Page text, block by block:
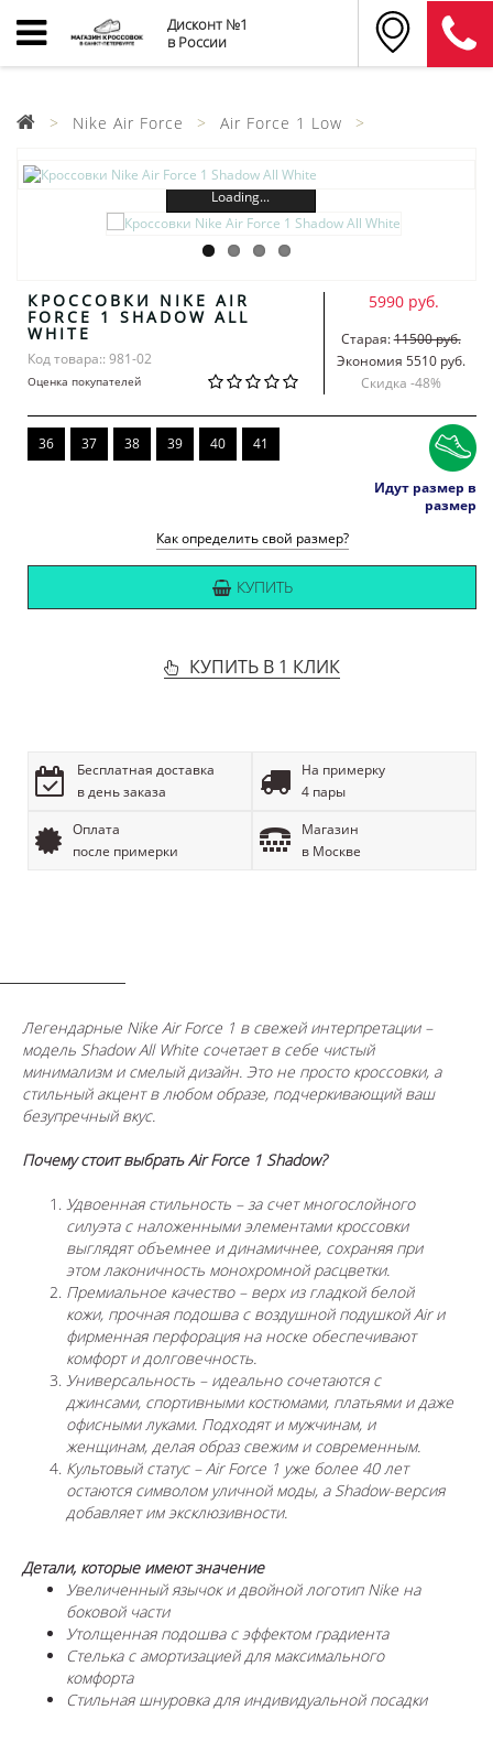
Дисконт №1
в России
Nike Air Force Air Force 1 Low
Loading...
КРОССОВКИ NIKE AIR
FORCE 1 SHADOW ALL
WHITE
Код товара:: 981-02
Оценка покупателей
5990 руб.
Старая:11500 руб.
Экономия 5510 руб.
Скидка -48%
36 37 38 39 40 41
Идут размер в
размер
Как определить свой размер?
КУПИТЬ
КУПИТЬ В 1 КЛИК
Бесплатная доставка
в день заказа
На примерку
4 пары
Оплата
после примерки
Магазин
в Москве
Легендарные Nike Air Force 1 в свежей интерпретации –
модель Shadow All White сочетает в себе чистый
минимализм и смелый дизайн. Это не просто кроссовки, а
стильный акцент в любом образе, подчеркивающий ваш
безупречный вкус.
Почему стоит выбрать Air Force 1 Shadow?
Удвоенная стильность – за счет многослойного
силуэта с наложенными элементами кроссовки
выглядят объемнее и динамичнее, сохраняя при
этом лаконичность монохромной расцветки.
Премиальное качество – верх из гладкой белой
кожи, прочная подошва с воздушной подушкой Air и
фирменная перфорация на носке обеспечивают
комфорт и долговечность.
Универсальность – идеально сочетаются с
джинсами, спортивными костюмами, платьями и даже
офисными луками. Подходят и мужчинам, и
женщинам, делая образ свежим и современным.
Культовый статус – Air Force 1 уже более 40 лет
остаются символом уличной моды, а Shadow-версия
добавляет им эксклюзивности.
Детали, которые имеют значение
Увеличенный язычок и двойной логотип Nike на
боковой части
Утолщенная подошва с эффектом градиента
Стелька с амортизацией для максимального
комфорта
Стильная шнуровка для индивидуальной посадки